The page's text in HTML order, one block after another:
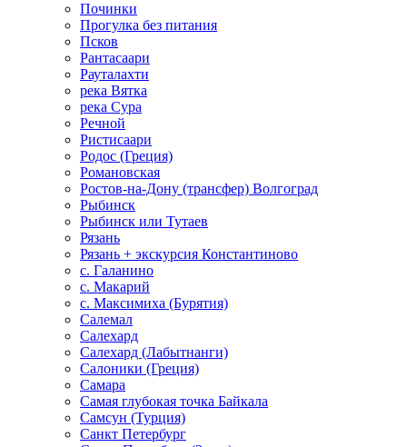
Починки
Прогулка без питания
Псков
Рантасаари
Рауталахти
река Вятка
река Сура
Речной
Ристисаари
Родос (Греция)
Романовская
Ростов-на-Дону (трансфер) Волгоград
Рыбинск
Рыбинск или Тутаев
Рязань
Рязань + экскурсия Константиново
с. Галанино
с. Макарий
с. Максимиха (Бурятия)
Салемал
Салехард
Салехард (Лабытнанги)
Салоники (Греция)
Самара
Самая глубокая точка Байкала
Самсун (Турция)
Санкт Петербург